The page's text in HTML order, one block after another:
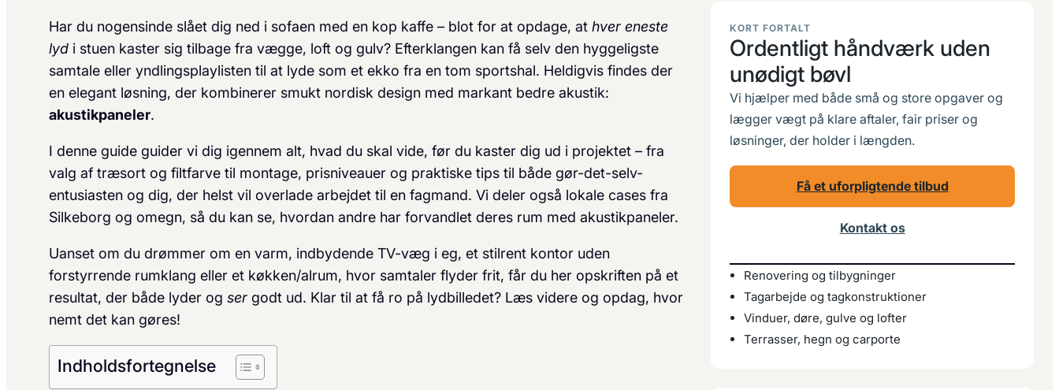
Har du nogensinde slået dig ned i sofaen med en kop kaffe – blot for at opdage, at hver eneste
lydi stuen kaster sig tilbage fra vægge, loft og gulv? Efterklangen kan få selv den hyggeligste
samtale eller yndlingsplaylisten til at lyde som et ekko fra en tom sportshal. Heldigvis findes der
en elegant løsning, der kombinerer smukt nordisk design med markant bedre akustik:
akustikpaneler.
I denne guide guider vi dig igennem alt, hvad du skal vide, før du kaster dig ud i projektet – fra
valg af træsort og filtfarve til montage, prisniveauer og praktiske tips til både gør-det-selv-
entusiasten og dig, der helst vil overlade arbejdet til en fagmand. Vi deler også lokale cases fra
Silkeborg og omegn, så du kan se, hvordan andre har forvandlet deres rum med akustikpaneler.
Uanset om du drømmer om en varm, indbydende TV-væg i eg, et stilrent kontor uden
forstyrrende rumklang eller et køkken/alrum, hvor samtaler flyder frit, får du her opskriften på et
resultat, der både lyder og sergodt ud. Klar til at få ro på lydbilledet? Læs videre og opdag, hvor
nemt det kan gøres!
Indholdsfortegnelse
KORT FORTALT
Ordentligt håndværk uden
unødigt bøvl
Vi hjælper med både små og store opgaver og
lægger vægt på klare aftaler, fair priser og
løsninger, der holder i længden.
Få et uforpligtende tilbud
Kontakt os
Renovering og tilbygninger
Tagarbejde og tagkonstruktioner
Vinduer, døre, gulve og lofter
Terrasser, hegn og carporte